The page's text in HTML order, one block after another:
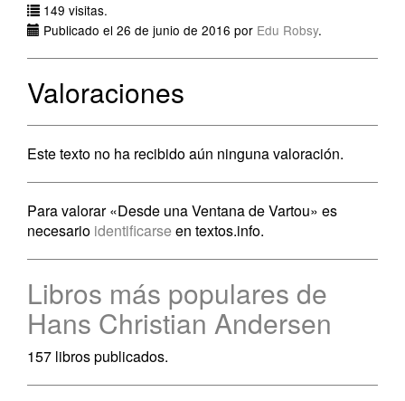
149 visitas.
Publicado el 26 de junio de 2016 por Edu Robsy.
Valoraciones
Este texto no ha recibido aún ninguna valoración.
Para valorar «Desde una Ventana de Vartou» es
necesario identificarse en textos.info.
Libros más populares de
Hans Christian Andersen
157 libros publicados.